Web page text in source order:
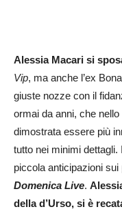
Alessia Macari si
Vip, ma anche l’ex
giuste nozze con il
ormai da anni, che nello
dimostrata essere più
tutto nei minimi
piccola anticipazioni
Domenica Live.
della d’Urso, si è